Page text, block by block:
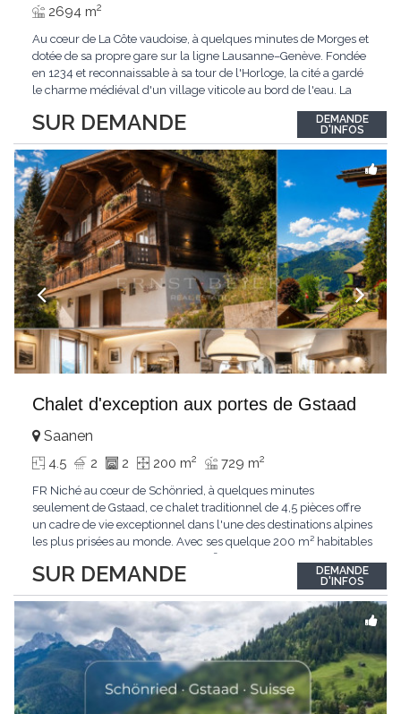
SUR DEMANDE
2694 m2
Au cœur de La Côte vaudoise, à quelques minutes de Morges et
dotée de sa propre gare sur la ligne Lausanne–Genève. Fondée
en 1234 et reconnaissable à sa tour de l'Horloge, la cité a gardé
le charme médiéval d'un village viticole au bord de l'eau. La
immédiate des villes. Dans cet environnement privilégié, une
propriété...
DEMANDE
D'INFOS
Chalet d'exception aux portes de Gstaad
SUR DEMANDE
Saanen
4.5 2 2 200 m2 729 m2
FR Niché au cœur de Schönried, à quelques minutes
seulement de Gstaad, ce chalet traditionnel de 4,5 pièces offre
un cadre de vie exceptionnel dans l'une des destinations alpines
les plus prisées au monde. Avec ses quelque 200 m² habitables
situation dominante offrant une vue dégagée sur le village de
Gstaad et les sommets...
DEMANDE
D'INFOS